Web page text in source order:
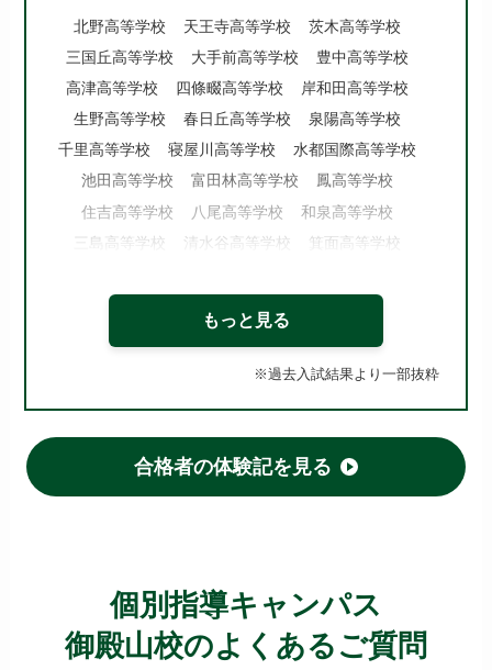
北野高等学校 天王寺高等学校
茨木高等学校
三国丘高等学校
大手前高等学校
豊中高等学校
高津高等学校
四條畷高等学校
岸和田高等学校
生野高等学校
春日丘高等学校
泉陽高等学校
千里高等学校
寝屋川高等学校
水都国際高等学校
池田高等学校
富田林高等学校
鳳高等学校
住吉高等学校
八尾高等学校
和泉高等学校
三島高等学校
清水谷高等学校
箕面高等学校
牧野高等学校
槻の木高等学校
市岡高等学校
山田高等学校
枚方高等学校
河南高等学校
刀根山高等学校
【大阪 国立・私立高校】
清風南海高等学校
四天王寺高等学校
大阪桐蔭高等学校
桃山学院高等学校
もっと見る
※過去入試結果より一部抜粋
合格者の体験記を見る
個別指導キャンパス
御殿山校のよくあるご質問